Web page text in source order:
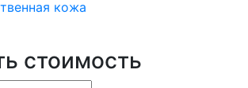
кожа
стоимость